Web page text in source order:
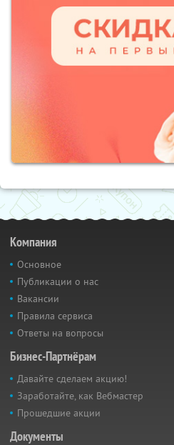
Компания
Основное
Публикации о нас
Вакансии
Правила сервиса
Ответы на вопросы
Бизнес-Партнёрам
Давайте сделаем акцию!
Заработайте, как Вебмастер
Прошедшие акции
Документы